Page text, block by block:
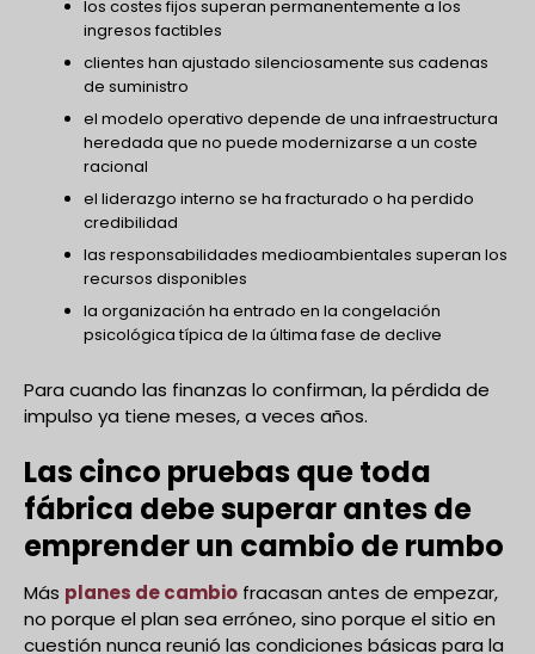
los costes fijos superan permanentemente a los
ingresos factibles
clientes han ajustado silenciosamente sus cadenas
de suministro
el modelo operativo depende de una infraestructura
heredada que no puede modernizarse a un coste
racional
el liderazgo interno se ha fracturado o ha perdido
credibilidad
las responsabilidades medioambientales superan los
recursos disponibles
la organización ha entrado en la congelación
psicológica típica de la última fase de declive
Para cuando las finanzas lo confirman, la pérdida de
impulso ya tiene meses, a veces años.
Las cinco pruebas que toda
fábrica debe superar antes de
emprender un cambio de rumbo
Más planes de cambio fracasan antes de empezar,
no porque el plan sea erróneo, sino porque el sitio en
cuestión nunca reunió las condiciones básicas para la